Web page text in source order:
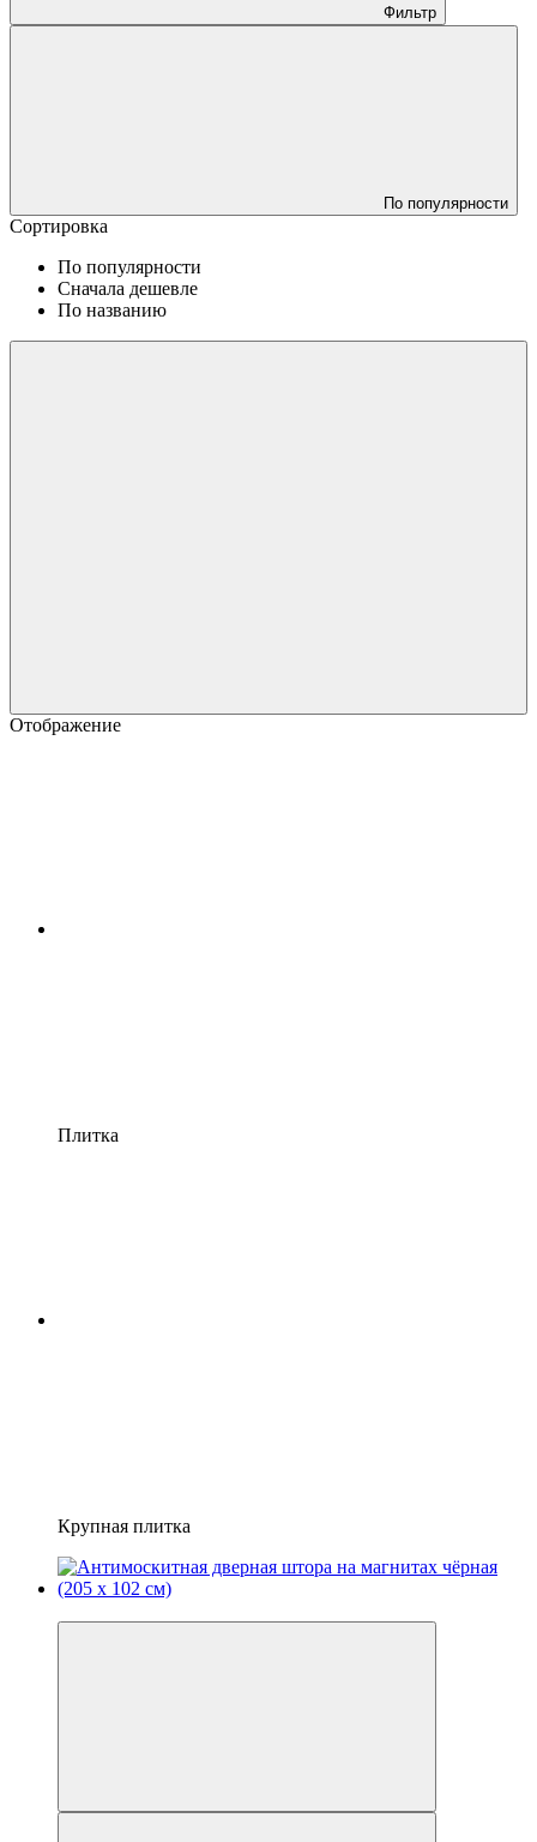
Фильтр
По популярности
Сортировка
По популярности
Сначала дешевле
По названию
Отображение
Плитка
Крупная плитка